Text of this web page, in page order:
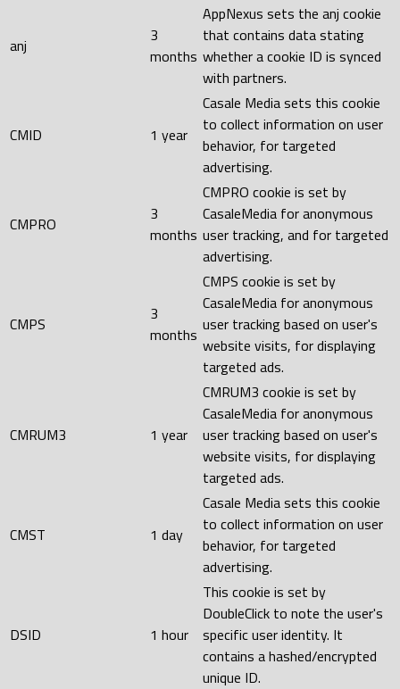
anj
3
months
AppNexus sets the anj cookie
that contains data stating
whether a cookie ID is synced
with partners.
CMID 1 year
Casale Media sets this cookie
to collect information on user
behavior, for targeted
advertising.
CMPRO
3
months
CMPRO cookie is set by
CasaleMedia for anonymous
user tracking, and for targeted
advertising.
CMPS
3
months
CMPS cookie is set by
CasaleMedia for anonymous
user tracking based on user's
website visits, for displaying
targeted ads.
CMRUM3 1 year
CMRUM3 cookie is set by
CasaleMedia for anonymous
user tracking based on user's
website visits, for displaying
targeted ads.
CMST 1 day
Casale Media sets this cookie
to collect information on user
behavior, for targeted
advertising.
DSID 1 hour
This cookie is set by
DoubleClick to note the user's
specific user identity. It
contains a hashed/encrypted
unique ID.